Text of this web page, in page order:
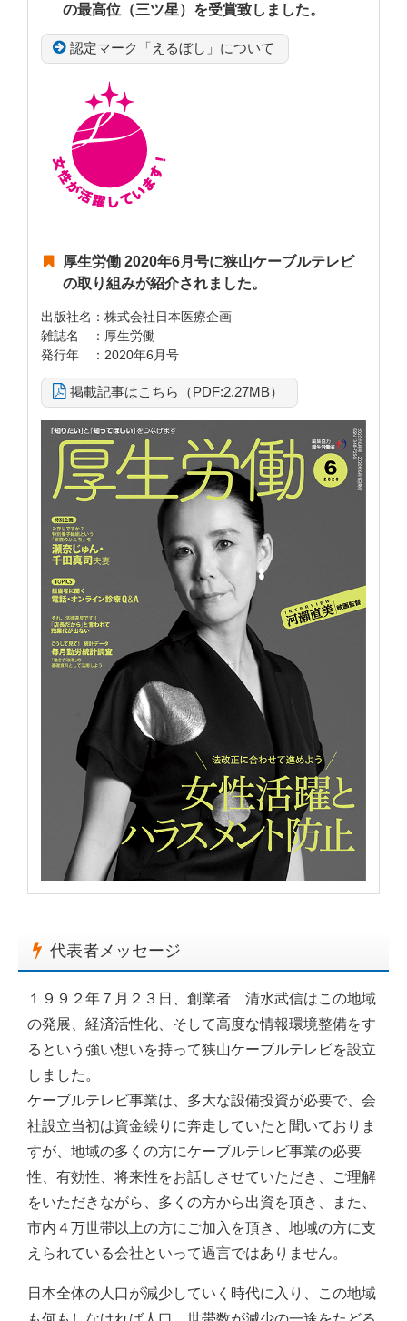
の最高位（三ツ星）を受賞致しました。
認定マーク「えるぼし」について
厚生労働 2020年6月号に狭山ケーブルテレビ
の取り組みが紹介されました。
出版社名：株式会社日本医療企画
雑誌名 ：厚生労働
発行年 ：2020年6月号
掲載記事はこちら（PDF:2.27MB）
代表者メッセージ
１９９２年７月２３日、創業者 清水武信はこの地域
の発展、経済活性化、そして高度な情報環境整備をす
るという強い想いを持って狭山ケーブルテレビを設立
しました。
ケーブルテレビ事業は、多大な設備投資が必要で、会
社設立当初は資金繰りに奔走していたと聞いておりま
すが、地域の多くの方にケーブルテレビ事業の必要
性、有効性、将来性をお話しさせていただき、ご理解
をいただきながら、多くの方から出資を頂き、また、
市内４万世帯以上の方にご加入を頂き、地域の方に支
えられている会社といって過言ではありません。
日本全体の人口が減少していく時代に入り、この地域